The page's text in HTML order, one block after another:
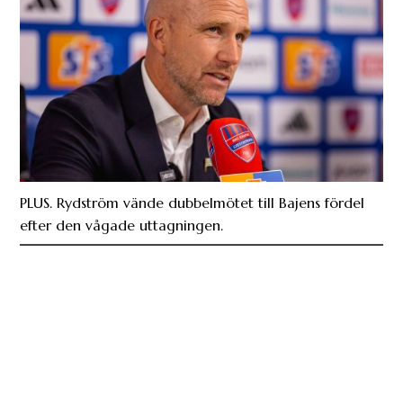
PLUS. Rydström vände dubbelmötet till Bajens fördel
efter den vågade uttagningen.